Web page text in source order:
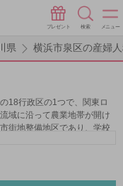
プレゼント 検索 メニュー
県 横浜市泉区の産婦
18行政区の1つで、関東ロ
域に沿って農業地帯が開け
街地整備地区であり、学校
た弥生台や西が丘も分譲地
で子育て経験の豊富な支援